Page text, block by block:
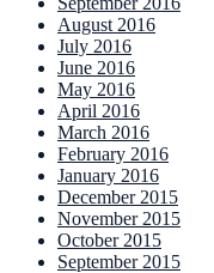
August 2016
July 2016
June 2016
May 2016
April 2016
March 2016
February 2016
January 2016
December 2015
November 2015
October 2015
September 2015